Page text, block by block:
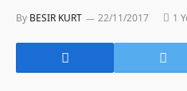
By BESIR KURT 22/11/2017 1